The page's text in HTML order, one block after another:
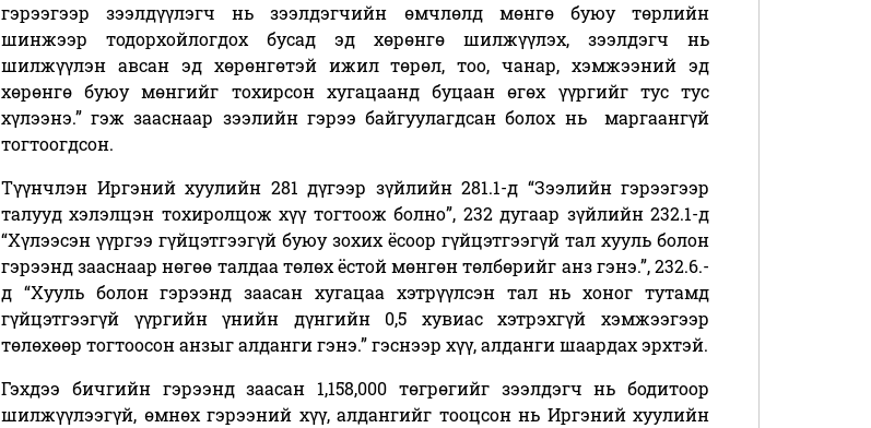
гэрээгээр зээлдүүлэгч нь зээлдэгчийн өмчлөлд мөнгө буюу төрлийн
шинжээр тодорхойлогдох бусад эд хөрөнгө шилжүүлэх, зээлдэгч нь
шилжүүлэн авсан эд хөрөнгөтэй ижил төрөл, тоо, чанар, хэмжээний эд
хөрөнгө буюу мөнгийг тохирсон хугацаанд буцаан өгөх үүргийг тус тус
хүлээнэ.” гэж зааснаар зээлийн гэрээ байгуулагдсан болох нь маргаангүй
тогтоогдсон.
Түүнчлэн Иргэний хуулийн 281 дүгээр зүйлийн 281.1-д “Зээлийн гэрээгээр
талууд хэлэлцэн тохиролцож хүү тогтоож болно”, 232 дугаар зүйлийн 232.1-д
“Хүлээсэн үүргээ гүйцэтгээгүй буюу зохих ёсоор гүйцэтгээгүй тал хууль болон
гэрээнд зааснаар нөгөө талдаа төлөх ёстой мөнгөн төлбөрийг анз гэнэ.”, 232.6.-
д “Хууль болон гэрээнд заасан хугацаа хэтрүүлсэн тал нь хоног тутамд
гүйцэтгээгүй үүргийн үнийн дүнгийн 0,5 хувиас хэтрэхгүй хэмжээгээр
төлөхөөр тогтоосон анзыг алданги гэнэ.” гэснээр хүү, алданги шаардах эрхтэй.
Гэхдээ бичгийн гэрээнд заасан 1,158,000 төгрөгийг зээлдэгч нь бодитоор
шилжүүлээгүй, өмнөх гэрээний хүү, алдангийг тооцсон нь Иргэний хуулийн